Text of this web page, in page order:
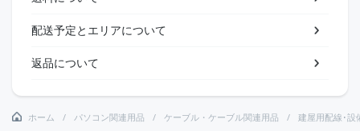
配送予定とエリアについて
返品について
ホーム パソコン関連用品 ケーブル・ケーブル関連用品 建屋用配線･設